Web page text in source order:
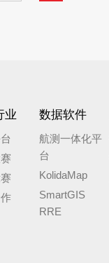
业 数据软件
航测一体化平
台
KolidaMap
SmartGIS
RRE